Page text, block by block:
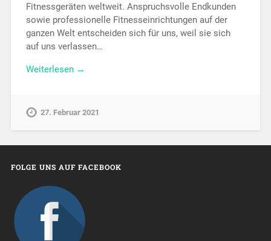
Fitnessgeräten weltweit. Anspruchsvolle Endkunden
sowie professionelle Fitnesseinrichtungen auf der
ganzen Welt entscheiden sich für uns, weil sie sich
auf uns verlassen…
Weiterlesen →
27. Februar 2021
FOLGE UNS AUF FACEBOOK